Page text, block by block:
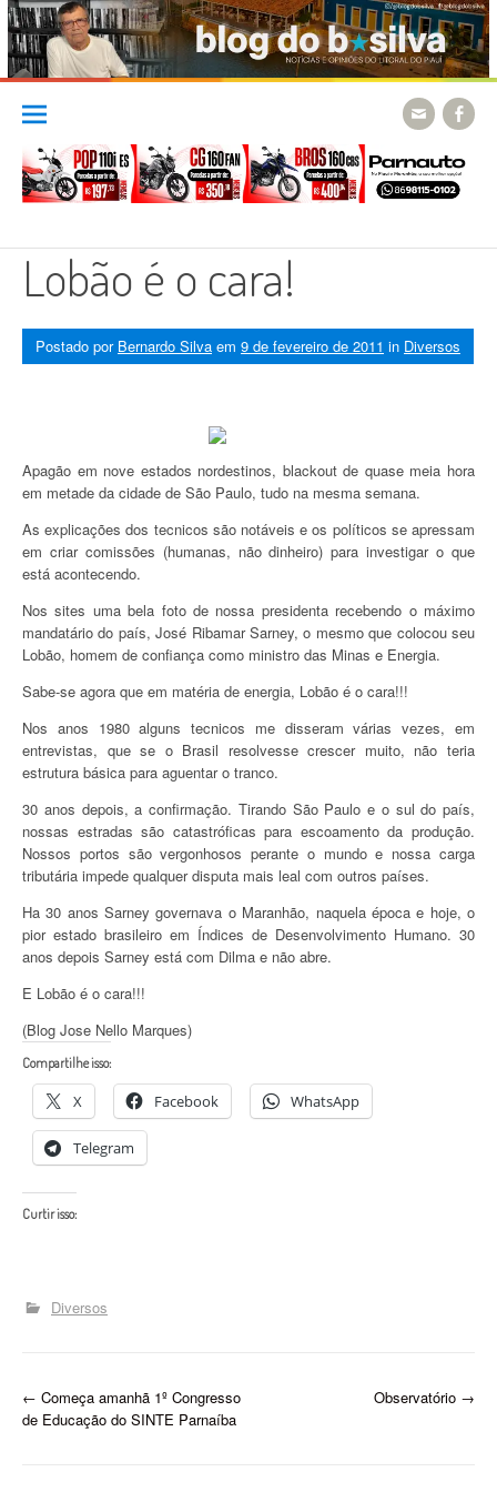
Skip
content
Lobão é o cara!
Postado por Bernardo Silva em 9 de fevereiro de 2011 in Diversos
Apagão em nove estados nordestinos, blackout de quase meia hora
em metade da cidade de São Paulo, tudo na mesma semana.
As explicações dos tecnicos são notáveis e os políticos se apressam
em criar comissões (humanas, não dinheiro) para investigar o que
está acontecendo.
Nos sites uma bela foto de nossa presidenta recebendo o máximo
mandatário do país, José Ribamar Sarney, o mesmo que colocou seu
Lobão, homem de confiança como ministro das Minas e Energia.
Sabe-se agora que em matéria de energia, Lobão é o cara!!!
Nos anos 1980 alguns tecnicos me disseram várias vezes, em
entrevistas, que se o Brasil resolvesse crescer muito, não teria
estrutura básica para aguentar o tranco.
30 anos depois, a confirmação. Tirando São Paulo e o sul do país,
nossas estradas são catastróficas para escoamento da produção.
Nossos portos são vergonhosos perante o mundo e nossa carga
tributária impede qualquer disputa mais leal com outros países.
Ha 30 anos Sarney governava o Maranhão, naquela época e hoje, o
pior estado brasileiro em Índices de Desenvolvimento Humano. 30
anos depois Sarney está com Dilma e não abre.
E Lobão é o cara!!!
(Blog Jose Nello Marques)
Compartilhe isso:
X Facebook WhatsApp
Telegram
Curtir isso:
Diversos
P
← Começa amanhã 1º Congresso
de Educação do SINTE Parnaíba
Observatório →